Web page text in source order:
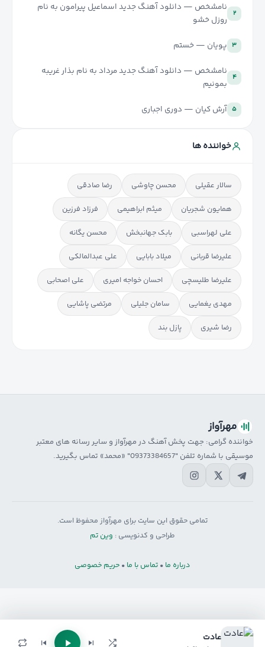
۲
نامشخص — دانلود آهنگ جدید اسماعیل پیرامون به نام
روزل خشو
۳ پویان — خستم
۴
نامشخص — دانلود آهنگ جدید مرداد به نام بذار غریبه
بمونیم
۵ آرش کیان — دوری اجباری
خواننده ها
سالار عقیلی محسن چاوشی
رضا صادقی
همایون شجریان
میثم ابراهیمی
فرزاد فرزین
علی لهراسبی
بابک جهانبخش
محسن یگانه
علیرضا قربانی
میلاد بابایی
علی عبدالمالکی
علیرضا طلیسچی
احسان خواجه امیری
علی اصحابی
مهدی یغمایی
سامان جلیلی
مرتضی پاشایی
رضا شیری
پازل بند
مهرآواز
خواننده گرامی: جهت پخش آهنگ در مهرآواز و سایر رسانه های معتبر
موسیقی با شماره تلفن "09373384657" «محمد» تماس بگیرید.
تمامی حقوق این سایت برای مهرآواز محفوظ است.
طراحی و کدنویسی : وین تم
درباره ما • تماس با ما • حریم خصوصی
عادت